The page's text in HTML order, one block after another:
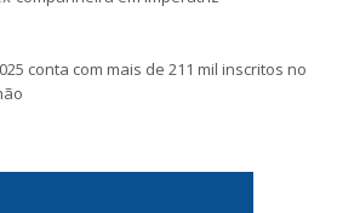
conta com mais de 211 mil inscritos no